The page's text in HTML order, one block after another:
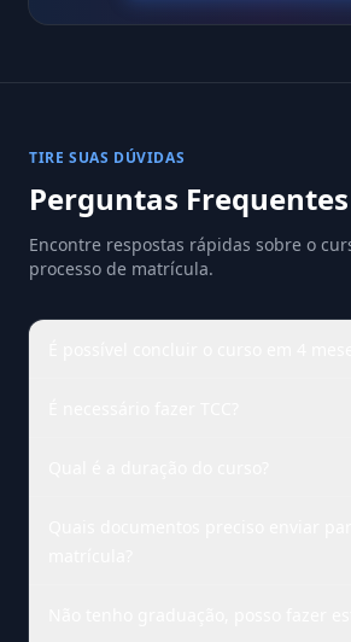
TIRE SUAS DÚVIDAS
Perguntas Frequentes
Encontre respostas rápidas sobre o
processo de matrícula.